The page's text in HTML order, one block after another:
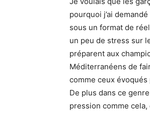
pourquoi j’ai
sous un format de
un peu de stress sur
préparent aux
Méditerranéens de
comme ceux évoqués
De plus dans ce
pression comme